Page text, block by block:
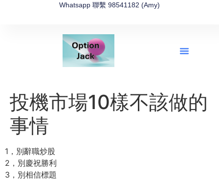
Whatsapp 聯繫 98541182 (Amy)
投機市場10樣不該做的
事情
1，別辭職炒股
2，別慶祝勝利
3，別相信標題